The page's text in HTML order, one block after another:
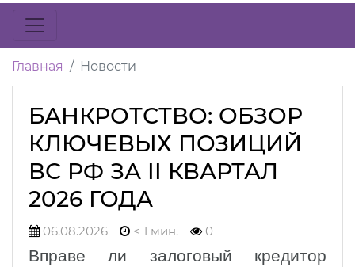
Главная Новости
БАНКРОТСТВО: ОБЗОР
КЛЮЧЕВЫХ ПОЗИЦИЙ
ВС РФ ЗА II КВАРТАЛ
2026 ГОДА
06.08.2026 < 1 мин. 0
Вправе ли залоговый кредитор